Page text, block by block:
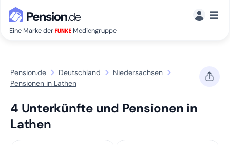
Eine Marke der Mediengruppe
☰
Pension.de Deutschland
Niedersachsen
Pensionen in Lathen
4 Unterkünfte und Pensionen in
Lathen